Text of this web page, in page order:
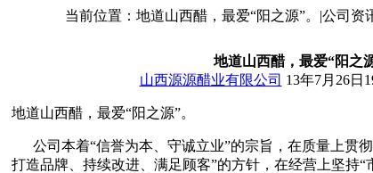
当前位置：地道山西醋，最爱“阳之源”。|公司资讯|
地道山西醋，最爱“阳之源
山西源源醋业有限公司 13年7月26日
地道山西醋，最爱“阳之源”。
公司本着“信誉为本、守诚立业”的宗旨，在质量上贯彻
打造品牌、持续改进、满足顾客”的方针，在经营上坚持